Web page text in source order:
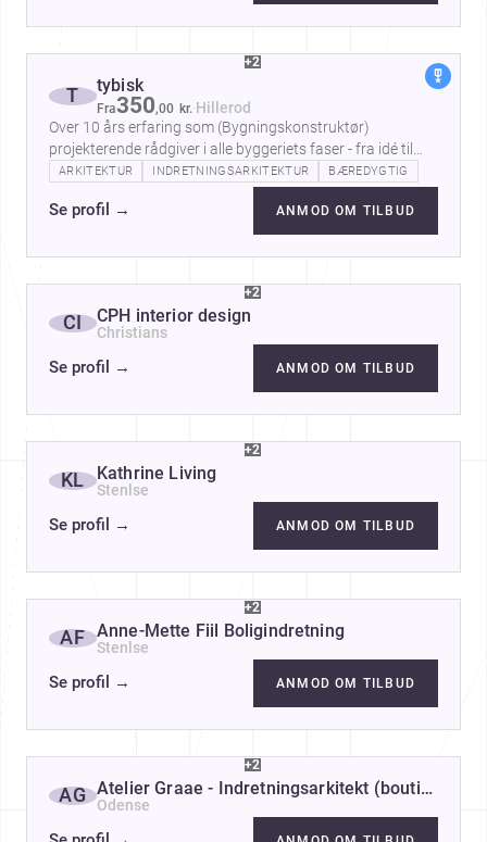
+2
T tybisk
Fra350,00 kr.·Hillerod
Over 10 års erfaring som (Bygningskonstruktør)
projekterende rådgiver i alle byggeriets faser - fra idé til
tegning og med dig hele vejen…
ARKITEKTUR INDRETNINGSARKITEKTUR BÆREDYGTIG
Se profil → ANMOD OM TILBUD
+2
CI CPH interior design
Christians
Se profil → ANMOD OM TILBUD
+2
KL Kathrine Living
Stenlse
Se profil → ANMOD OM TILBUD
+2
AF Anne-Mette Fiil Boligindretning
Stenlse
Se profil → ANMOD OM TILBUD
+2
AG Atelier Graae - Indretningsarkitekt (boutique,
Odense